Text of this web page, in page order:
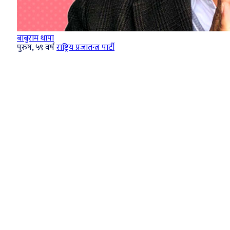
बाबुराम थापा
पुरुष, ५९ वर्षराष्ट्रिय प्रजातन्त्र पार्टी